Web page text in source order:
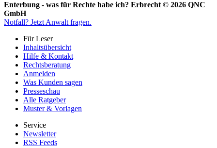
Enterbung - was für Rechte habe ich? Erbrecht © 2026 QNC
GmbH
Notfall? Jetzt Anwalt fragen.
Für Leser
Inhaltsübersicht
Hilfe & Kontakt
Rechtsberatung
Anmelden
Was Kunden sagen
Presseschau
Alle Ratgeber
Muster & Vorlagen
Service
Newsletter
RSS Feeds